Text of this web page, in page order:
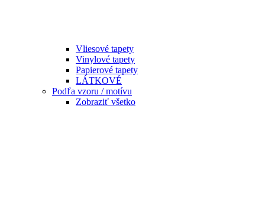
Vliesové tapety
Vinylové tapety
Papierové tapety
LÁTKOVÉ
Podľa vzoru / motívu
Zobraziť všetko